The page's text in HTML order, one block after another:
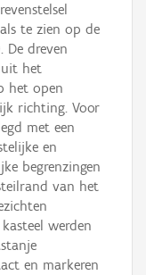
te zien op de
De dreven
het
het open
richting. Voor
met een
en
begrenzingen
van het
werden
en markeren